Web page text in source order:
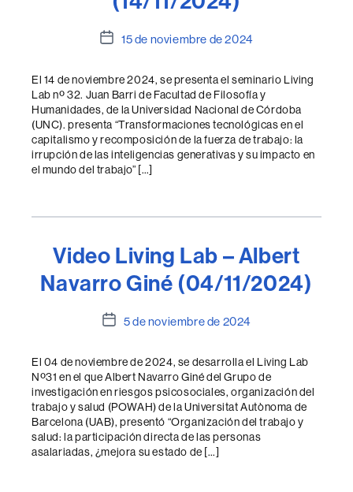
Fecha
entrada
15 de noviembre de 2024
El 14 de noviembre 2024, se presenta el seminario Living
Lab nº 32. Juan Barri de Facultad de Filosofía y
Humanidades, de la Universidad Nacional de Córdoba
(UNC). presenta “Transformaciones tecnológicas en el
capitalismo y recomposición de la fuerza de trabajo: la
irrupción de las inteligencias generativas y su impacto en
el mundo del trabajo” […]
Video Living Lab – Albert
Navarro Giné (04/11/2024)
Fecha
entrada
5 de noviembre de 2024
El 04 de noviembre de 2024, se desarrolla el Living Lab
Nº31 en el que Albert Navarro Giné del Grupo de
investigación en riesgos psicosociales, organización del
trabajo y salud (POWAH) de la Universitat Autònoma de
Barcelona (UAB), presentó “Organización del trabajo y
salud: la participación directa de las personas
asalariadas, ¿mejora su estado de […]